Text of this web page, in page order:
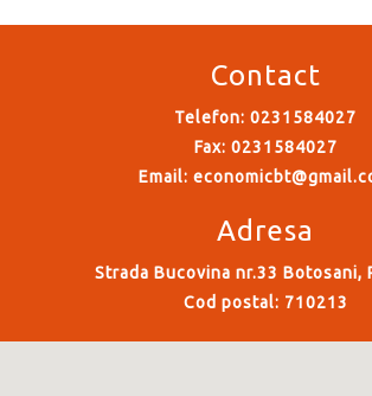
Contact
Telefon: 0231584027
Fax: 0231584027
Email:
Adresa
Strada Bucovina nr.33 Botosani,
Cod postal: 710213